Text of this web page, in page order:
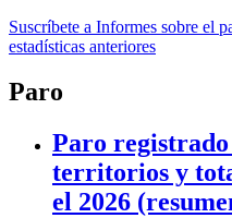
Suscríbete a Informes sobre el
estadísticas anteriores
Paro
Paro
territorios y
el 2026